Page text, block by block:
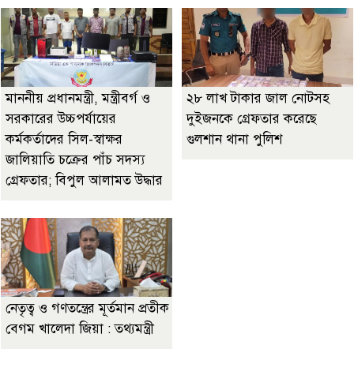
মাননীয় প্রধানমন্ত্রী, মন্ত্রীবর্গ ও
সরকারের উচ্চপর্যায়ের
কর্মকর্তাদের সিল-স্বাক্ষর
জালিয়াতি চক্রের পাঁচ সদস্য
গ্রেফতার; বিপুল আলামত উদ্ধার
২৮ লাখ টাকার জাল নোটসহ
দুইজনকে গ্রেফতার করেছে
গুলশান থানা পুলিশ
নেতৃত্ব ও গণতন্ত্রের মূর্তমান প্রতীক
বেগম খালেদা জিয়া : তথ্যমন্ত্রী